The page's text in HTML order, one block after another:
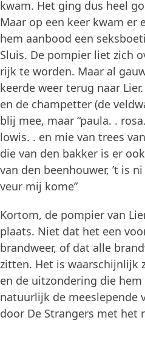
kwam. Het ging dus heel
Maar op een keer kwam er
hem aanbood een
Sluis. De pompier liet zich
rijk te worden. Maar al
keerde weer terug naar
en de champetter (de
blij mee, maar “paula. .
lowis. . en mie van trees
die van den bakker is er
van den beenhouwer, ’t is
veur mij kome”
Kortom, de pompier van
plaats. Niet dat het een
brandweer, of dat alle
zitten. Het is waarschijnlijk
en de uitzondering die
natuurlijk de meeslepende
door De Strangers met het